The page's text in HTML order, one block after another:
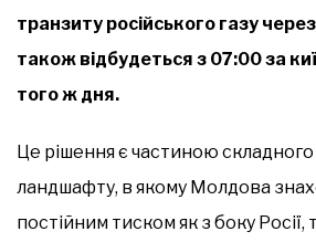
транзиту російського газу
також відбудеться з 07:00 за
того ж дня.
Це рішення є частиною
ландшафту, в якому Молдова
постійним тиском як з боку Росії,